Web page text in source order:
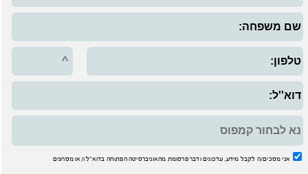
אני מסכים/ה לקבל מידע, עדכונים ודבר פרסומת מהאוניברסיטה הפתוחה בדוא"ל ו/או מסרונים